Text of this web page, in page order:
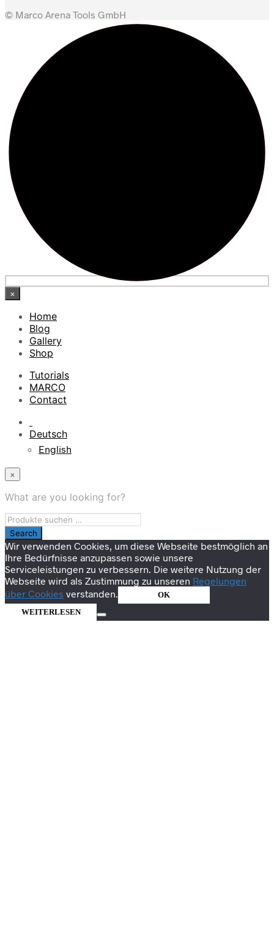
© Marco Arena Tools GmbH
×
Home
Blog
Gallery
Shop
Tutorials
MARCO
Contact
Deutsch
English
×
What are you looking for?
Wir verwenden Cookies, um diese Webseite bestmöglich an
Ihre Bedürfnisse anzupassen sowie unsere
Serviceleistungen zu verbessern. Die weitere Nutzung der
Webseite wird als Zustimmung zu unseren Regelungen
über Cookies verstanden.
OK
WEITERLESEN